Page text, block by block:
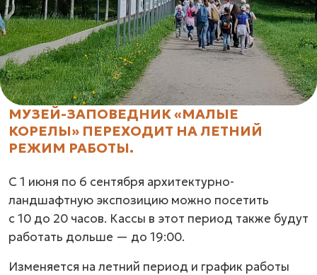
МУЗЕЙ-ЗАПОВЕДНИК «МАЛЫЕ
КОРЕЛЫ» ПЕРЕХОДИТ НА ЛЕТНИЙ
РЕЖИМ РАБОТЫ.
С 1 июня по 6 сентября архитектурно-
ландшафтную экспозицию можно посетить
с 10 до 20 часов. Кассы в этот период также будут
работать дольше — до 19:00.
Изменяется на летний период и график работы